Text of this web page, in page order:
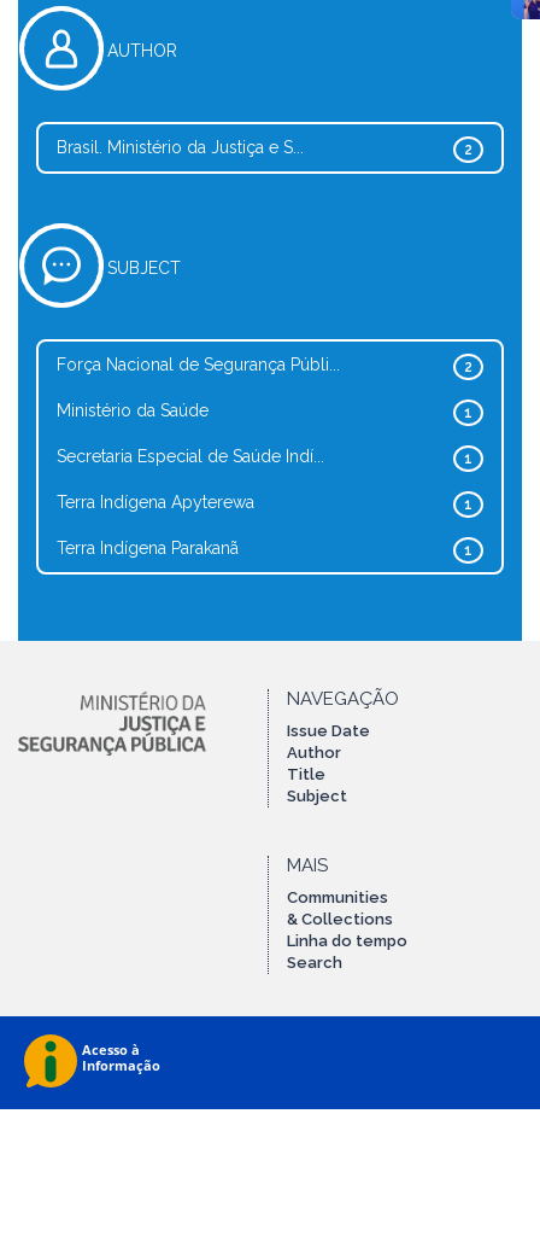
AUTHOR
2
Brasil. Ministério da Justiça e S...
SUBJECT
2
Força Nacional de Segurança Públi...
1
Ministério da Saúde
1
Secretaria Especial de Saúde Indí...
1
Terra Indígena Apyterewa
1
Terra Indígena Parakanã
NAVEGAÇÃO
Issue Date
Author
Title
Subject
MAIS
Communities
& Collections
Linha do tempo
Search